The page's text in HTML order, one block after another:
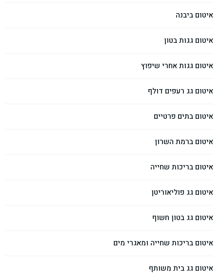
איטום ביבנה
איטום גגות בטון
איטום גגות אחרי שיפוץ
איטום גג רעפים דולף
איטום בתים פרטיים
איטום ברמת השרון
איטום בריכות שחייה
איטום גג פוליאוריטן
איטום גג בטון חשוף
איטום בריכות שחייה ומאגרי מים
איטום גג בית משותף